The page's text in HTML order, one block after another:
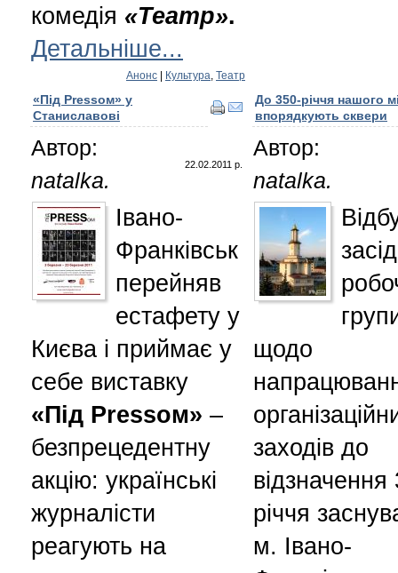
комедія «Театр».
Детальніше...
Анонс | Культура Театр
«Під Pressом» у
Станиславові
Автор:
natalka.
22.02.2011 р.
Івано-
Франківськ
перейняв
естафету у
Києва і приймає у
себе виставку
«Під Pressом» –
безпрецедентну
акцію: українські
журналісти
реагують на
До 350-річчя нашого
впорядкують сквери
Автор:
natalka.
щодо
заходів до
відзначення
річчя
м. Івано-